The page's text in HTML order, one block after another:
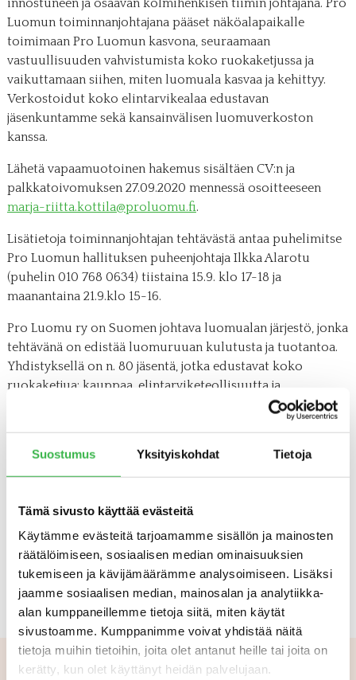
Suostumus Yksityiskohdat Tietoja
Tämä sivusto käyttää evästeitä
Käytämme evästeitä tarjoamamme sisällön ja mainosten
räätälöimiseen, sosiaalisen median ominaisuuksien
tukemiseen ja kävijämäärämme analysoimiseen. Lisäksi
jaamme sosiaalisen median, mainosalan ja analytiikka-
alan kumppaneillemme tietoja siitä, miten käytät
sivustoamme. Kumppanimme voivat yhdistää näitä
tietoja muihin tietoihin, joita olet antanut heille tai joita on
kerätty, kun olet käyttänyt heidän palvelujaan.
Luomun toiminnanjohtajana pääset näköalapaikalle
toimimaan Pro Luomun kasvona, seuraamaan
vastuullisuuden vahvistumista koko ruokaketjussa ja
vaikuttamaan siihen, miten luomuala kasvaa ja kehittyy.
Verkostoidut koko elintarvikealaa edustavan
jäsenkuntamme sekä kansainvälisen luomuverkoston
kanssa.
Lähetä vapaamuotoinen hakemus sisältäen CV:n ja
palkkatoivomuksen 27.09.2020 mennessä osoitteeseen
marja-riitta.kottila@proluomu.fi.
Lisätietoja toiminnanjohtajan tehtävästä antaa puhelimitse
Pro Luomun hallituksen puheenjohtaja Ilkka Alarotu
(puhelin 010 768 0634) tiistaina 15.9. klo 17-18 ja
maanantaina 21.9.klo 15-16.
Pro Luomu ry on Suomen johtava luomualan järjestö, jonka
tehtävänä on edistää luomuruuan kulutusta ja tuotantoa.
Yhdistyksellä on n. 80 jäsentä, jotka edustavat koko
ruokaketjua; kauppaa, elintarviketeollisuutta ja
luomuviljelijöitä. Pro Luomu kokoaa luomun tekijät
yhteistyöhön, tuottaa tietoa ja viestii luomutuotannon ja -
PRO LUOMUN JÄSENET
PRO LUOMUN TOIMINTA